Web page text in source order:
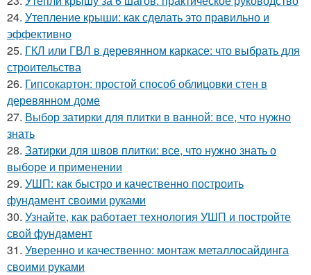
24. Утепление крыши: как сделать это правильно и
эффективно
25. ГКЛ или ГВЛ в деревянном каркасе: что выбрать для
строительства
26. Гипсокартон: простой способ облицовки стен в
деревянном доме
27. Выбор затирки для плитки в ванной: все, что нужно
знать
28. Затирки для швов плитки: все, что нужно знать о
выборе и применении
29. УШП: как быстро и качественно построить
фундамент своими руками
30. Узнайте, как работает технология УШП и постройте
свой фундамент
31. Уверенно и качественно: монтаж металлосайдинга
своими руками